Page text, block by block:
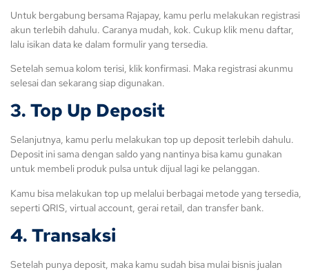
Untuk bergabung bersama Rajapay, kamu perlu melakukan registrasi
akun terlebih dahulu. Caranya mudah, kok. Cukup klik menu daftar,
lalu isikan data ke dalam formulir yang tersedia.
Setelah semua kolom terisi, klik konfirmasi. Maka registrasi akunmu
selesai dan sekarang siap digunakan.
3. Top Up Deposit
Selanjutnya, kamu perlu melakukan top up deposit terlebih dahulu.
Deposit ini sama dengan saldo yang nantinya bisa kamu gunakan
untuk membeli produk pulsa untuk dijual lagi ke pelanggan.
Kamu bisa melakukan top up melalui berbagai metode yang tersedia,
seperti QRIS, virtual account, gerai retail, dan transfer bank.
4. Transaksi
Setelah punya deposit, maka kamu sudah bisa mulai bisnis jualan